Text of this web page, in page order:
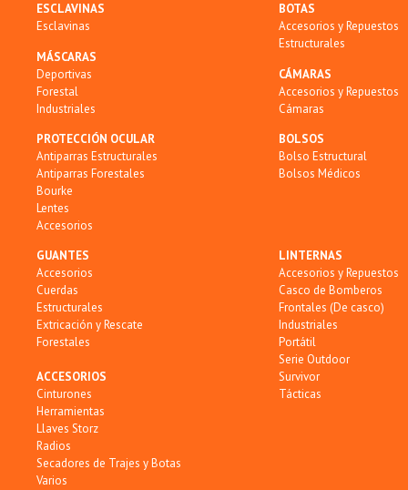
ESCLAVINAS
Esclavinas
MÁSCARAS
Deportivas
Forestal
Industriales
PROTECCIÓN OCULAR
Antiparras Estructurales
Antiparras Forestales
Bourke
Lentes
Accesorios
BOTAS
Accesorios y Repuestos
Estructurales
CÁMARAS
Accesorios y Repuestos
Cámaras
BOLSOS
Bolso Estructural
Bolsos Médicos
GUANTES
Accesorios
Cuerdas
Estructurales
Extricación y Rescate
Forestales
ACCESORIOS
Cinturones
Herramientas
Llaves Storz
Radios
Secadores de Trajes y Botas
Varios
LINTERNAS
Accesorios y Repuestos
Casco de Bomberos
Frontales (De casco)
Industriales
Portátil
Serie Outdoor
Survivor
Tácticas